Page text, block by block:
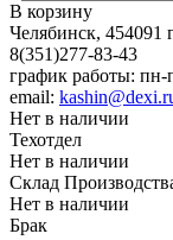
В корзину
Челябинск, 454091
8(351)277-83-43
график работы: пн-
email:
Нет в наличии
Техотдел
Нет в наличии
Склад
Нет в наличии
Брак